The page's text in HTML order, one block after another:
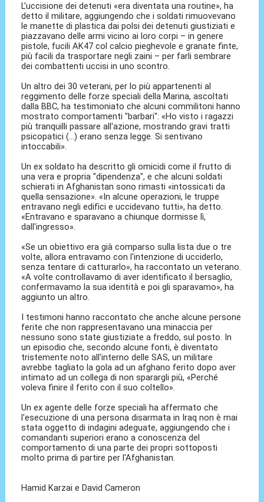
L'uccisione dei detenuti «era diventata una routine», ha
detto il militare, aggiungendo che i soldati rimuovevano
le manette di plastica dai polsi dei detenuti giustiziati e
piazzavano delle armi vicino ai loro corpi – in genere
pistole, fucili AK47 col calcio pieghevole e granate finte,
più facili da trasportare negli zaini – per farli sembrare
dei combattenti uccisi in uno scontro.
Un altro dei 30 veterani, per lo più appartenenti al
reggimento delle forze speciali della Marina, ascoltati
dalla BBC, ha testimoniato che alcuni commilitoni hanno
mostrato comportamenti "barbari": «Ho visto i ragazzi
più tranquilli passare all'azione, mostrando gravi tratti
psicopatici (...) erano senza legge. Si sentivano
intoccabili».
Un ex soldato ha descritto gli omicidi come il frutto di
una vera e propria "dipendenza", e che alcuni soldati
schierati in Afghanistan sono rimasti «intossicati da
quella sensazione». «In alcune operazioni, le truppe
entravano negli edifici e uccidevano tutti», ha detto.
«Entravano e sparavano a chiunque dormisse lì,
dall'ingresso».
«Se un obiettivo era già comparso sulla lista due o tre
volte, allora entravamo con l'intenzione di ucciderlo,
senza tentare di catturarlo», ha raccontato un veterano.
«A volte controllavamo di aver identificato il bersaglio,
confermavamo la sua identità e poi gli sparavamo», ha
aggiunto un altro.
I testimoni hanno raccontato che anche alcune persone
ferite che non rappresentavano una minaccia per
nessuno sono state giustiziate a freddo, sul posto. In
un episodio che, secondo alcune fonti, è diventato
tristemente noto all'interno delle SAS, un militare
avrebbe tagliato la gola ad un afghano ferito dopo aver
intimato ad un collega di non sparargli più, «Perché
voleva finire il ferito con il suo coltello».
Un ex agente delle forze speciali ha affermato che
l'esecuzione di una persona disarmata in Iraq non è mai
stata oggetto di indagini adeguate, aggiungendo che i
comandanti superiori erano a conoscenza del
comportamento di una parte dei propri sottoposti
molto prima di partire per l'Afghanistan.
Hamid Karzai e David Cameron